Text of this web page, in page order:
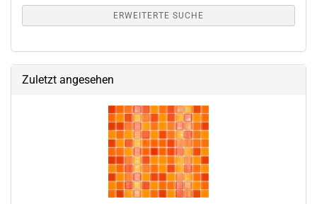
ERWEITERTE SUCHE
Zuletzt angesehen